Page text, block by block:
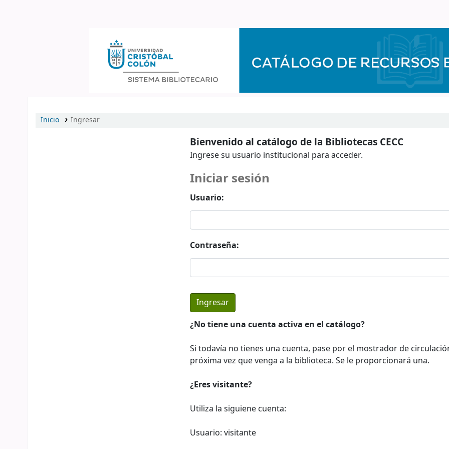
Inicio Ingresar
Bienvenido al catálogo de la Bibliotecas CECC
Ingrese su usuario institucional para acceder.
Iniciar sesión
Usuario:
Contraseña:
¿No tiene una cuenta activa en el catálogo?
Si todavía no tienes una cuenta, pase por el mostrador de
próxima vez que venga a la biblioteca. Se le proporcionará una.
¿Eres visitante?
Utiliza la siguiene cuenta:
Usuario: visitante